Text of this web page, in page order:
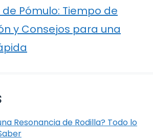
Pómulo: Tiempo de
y Consejos para una
Resonancia de Rodilla? Todo lo